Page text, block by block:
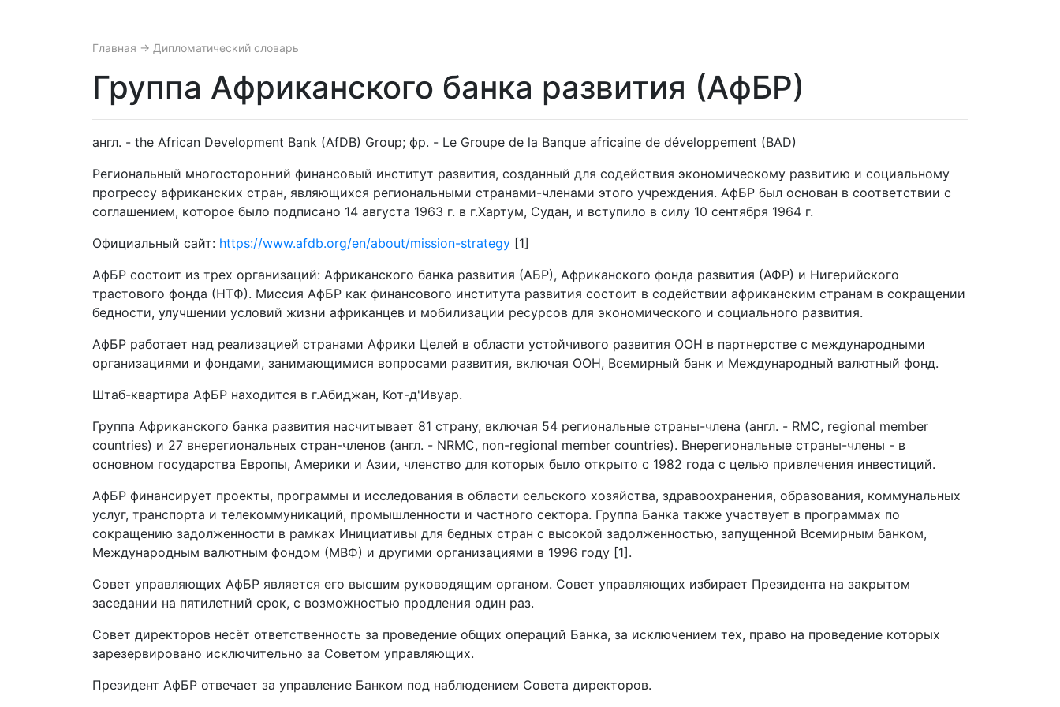
Главная → Дипломатический словарь
Группа Африканского банка развития (АфБР)
англ. - the African Development Bank (AfDB) Group; фр. - Le Groupe de la Banque africaine de développement (BAD)
Региональный многосторонний финансовый институт развития, созданный для содействия экономическому развитию и социальному
прогрессу африканских стран, являющихся региональными странами-членами этого учреждения. АфБР был основан в соответствии с
соглашением, которое было подписано 14 августа 1963 г. в г.Хартум, Судан, и вступило в силу 10 сентября 1964 г.
Официальный сайт: https://www.afdb.org/en/about/mission-strategy [1]
АфБР состоит из трех организаций: Африканского банка развития (АБР), Африканского фонда развития (АФР) и Нигерийского
трастового фонда (НТФ). Миссия АфБР как финансового института развития состоит в содействии африканским странам в сокращении
бедности, улучшении условий жизни африканцев и мобилизации ресурсов для экономического и социального развития.
АфБР работает над реализацией странами Африки Целей в области устойчивого развития ООН в партнерстве с международными
организациями и фондами, занимающимися вопросами развития, включая ООН, Всемирный банк и Международный валютный фонд.
Штаб-квартира АфБР находится в г.Абиджан, Кот-д'Ивуар.
Группа Африканского банка развития насчитывает 81 страну, включая 54 региональные страны-члена (англ. - RMC, regional member
countries) и 27 внерегиональных стран-членов (англ. - NRMC, non-regional member countries). Внерегиональные страны-члены - в
основном государства Европы, Америки и Азии, членство для которых было открыто с 1982 года с целью привлечения инвестиций.
АфБР финансирует проекты, программы и исследования в области сельского хозяйства, здравоохранения, образования, коммунальных
услуг, транспорта и телекоммуникаций, промышленности и частного сектора. Группа Банка также участвует в программах по
сокращению задолженности в рамках Инициативы для бедных стран с высокой задолженностью, запущенной Всемирным банком,
Международным валютным фондом (МВФ) и другими организациями в 1996 году [1].
Совет управляющих АфБР является его высшим руководящим органом. Совет управляющих избирает Президента на закрытом
заседании на пятилетний срок, с возможностью продления один раз.
Совет директоров несёт ответственность за проведение общих операций Банка, за исключением тех, право на проведение которых
зарезервировано исключительно за Советом управляющих.
Президент АфБР отвечает за управление Банком под наблюдением Совета директоров.